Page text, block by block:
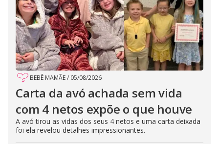
BEBÊ MAMÃE/ 05/08/2026
Carta da avó achada sem vida
com 4 netos expõe o que houve
A avó tirou as vidas dos seus 4 netos e uma carta deixada
foi ela revelou detalhes impressionantes.